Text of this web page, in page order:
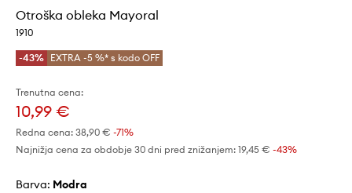
Otroška obleka Mayoral
1910
-43% EXTRA -5 %* s kodo OFF
Trenutna cena:
10,99 €
Redna cena: 38,90 € -71%
Najnižja cena za obdobje 30 dni pred znižanjem: 19,45 € -43%
Barva: modra